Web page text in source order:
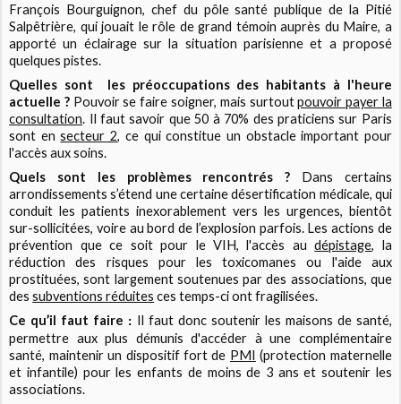
François Bourguignon, chef du pôle santé publique de la Pitié
Salpêtrière, qui jouait le rôle de grand témoin auprès du Maire, a
apporté un éclairage sur la situation parisienne et a proposé
quelques pistes.
Quelles sont les préoccupations des habitants à l'heure
actuelle ?Pouvoir se faire soigner, mais surtoutpouvoir payer la
consultation. Il faut savoir que 50 à 70% des praticiens sur Paris
sont ensecteur 2, ce qui constitue un obstacle important pour
l'accès aux soins.
Quels sont les problèmes rencontrés ? Dans certains
arrondissements s’étend une certaine désertification médicale, qui
conduit les patients inexorablement vers les urgences, bientôt
sur-sollicitées, voire au bord de l’explosion parfois. Les actions de
prévention que ce soit pour le VIH, l'accès audépistage, la
réduction des risques pour les toxicomanes ou l'aide aux
prostituées, sont largement soutenues par des associations, que
dessubventions réduites ces temps-ci ont fragilisées.
Ce qu’il faut faire : Il faut donc soutenir les maisons de santé,
permettre aux plus démunis d'accéder à une complémentaire
santé, maintenir un dispositif fort de PMI (protection maternelle
et infantile) pour les enfants de moins de 3 ans et soutenir les
associations.